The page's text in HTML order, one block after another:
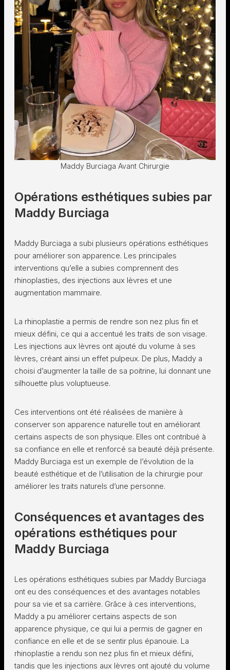
Maddy Burciaga Avant Chirurgie
Opérations esthétiques subies par
Maddy Burciaga
Maddy Burciaga a subi plusieurs opérations esthétiques
pour améliorer son apparence. Les principales
interventions qu’elle a subies comprennent des
rhinoplasties, des injections aux lèvres et une
augmentation mammaire.
La rhinoplastie a permis de rendre son nez plus fin et
mieux défini, ce qui a accentué les traits de son visage.
Les injections aux lèvres ont ajouté du volume à ses
lèvres, créant ainsi un effet pulpeux. De plus, Maddy a
choisi d’augmenter la taille de sa poitrine, lui donnant une
silhouette plus voluptueuse.
Ces interventions ont été réalisées de manière à
conserver son apparence naturelle tout en améliorant
certains aspects de son physique. Elles ont contribué à
sa confiance en elle et renforcé sa beauté déjà présente.
Maddy Burciaga est un exemple de l’évolution de la
beauté esthétique et de l’utilisation de la chirurgie pour
améliorer les traits naturels d’une personne.
Conséquences et avantages des
opérations esthétiques pour
Maddy Burciaga
Les opérations esthétiques subies par Maddy Burciaga
ont eu des conséquences et des avantages notables
pour sa vie et sa carrière. Grâce à ces interventions,
Maddy a pu améliorer certains aspects de son
apparence physique, ce qui lui a permis de gagner en
confiance en elle et de se sentir plus épanouie. La
rhinoplastie a rendu son nez plus fin et mieux défini,
tandis que les injections aux lèvres ont ajouté du volume